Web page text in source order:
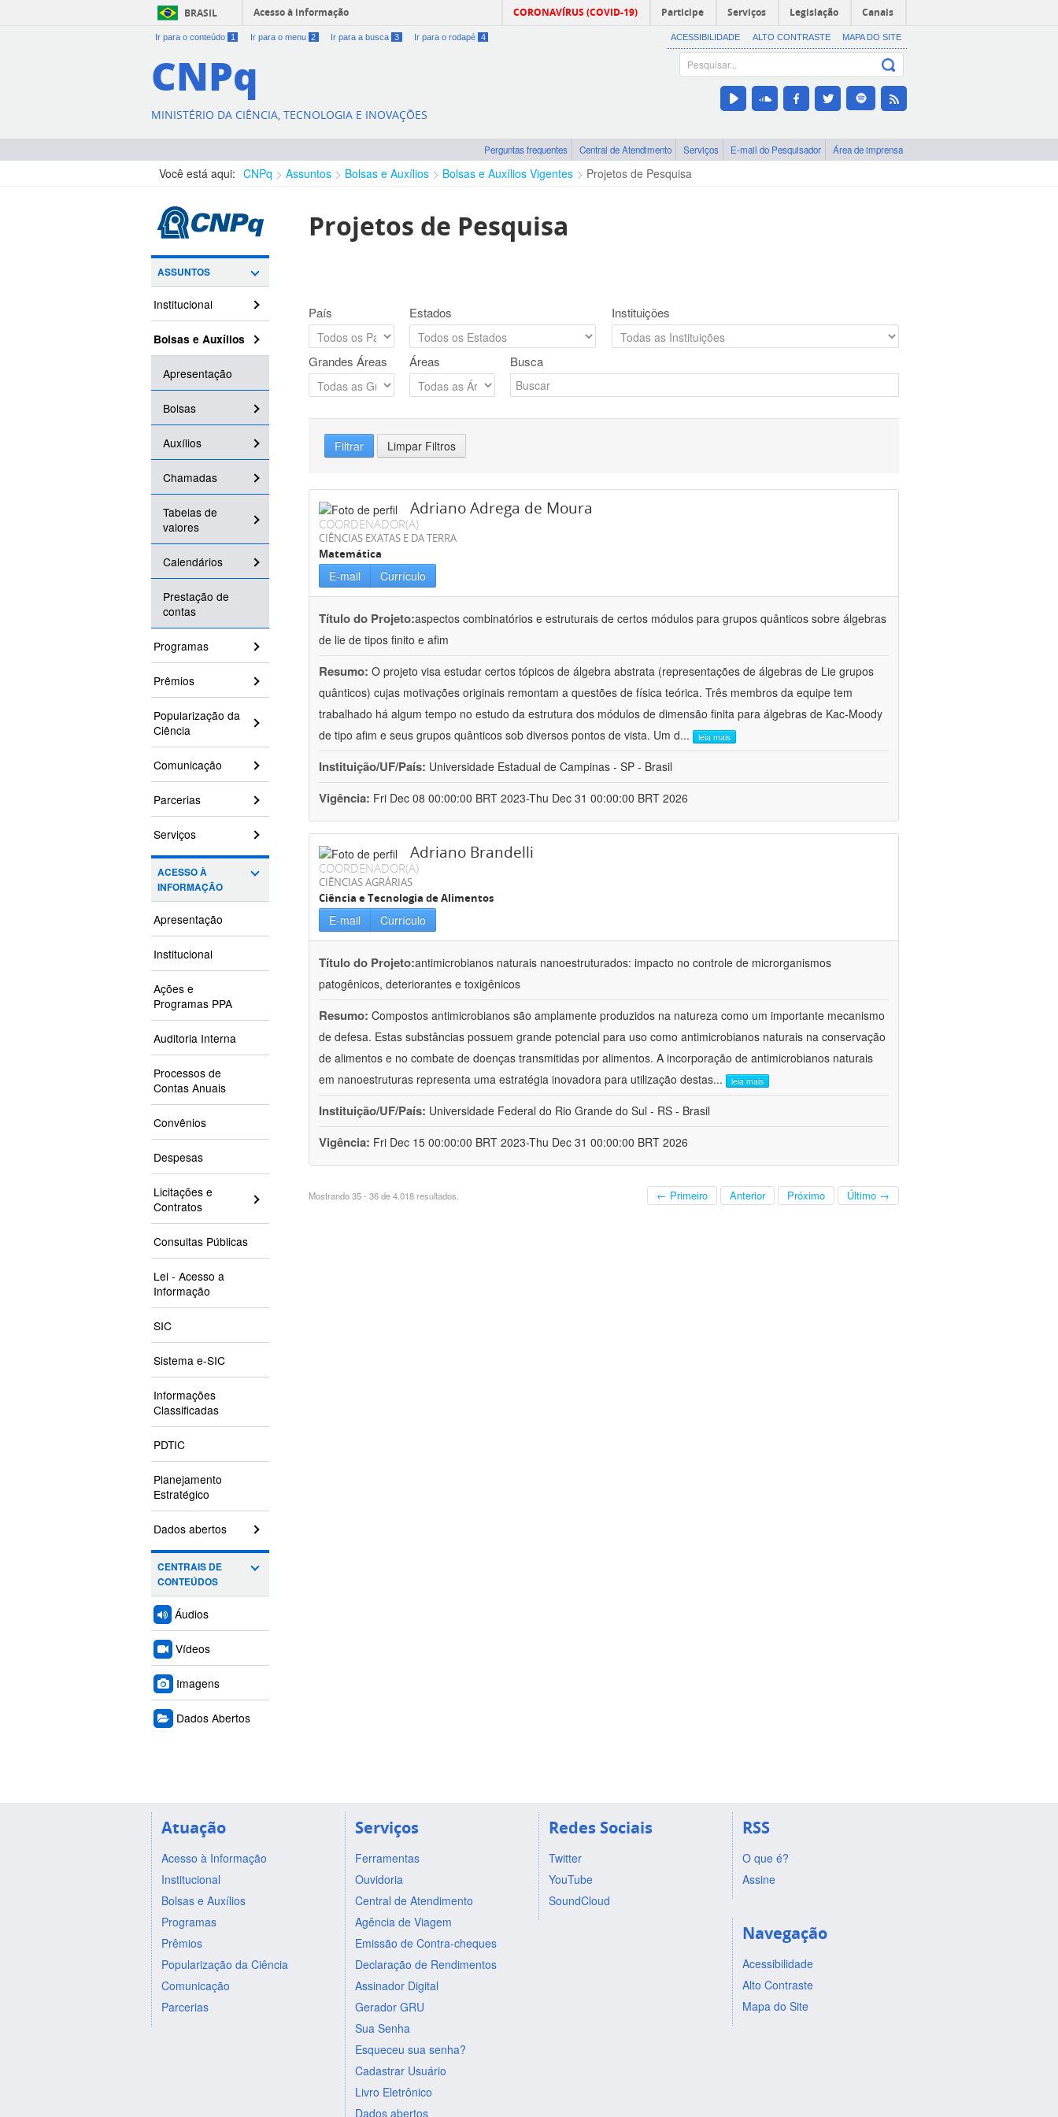
BRASIL Acesso à informação CORONAVÍRUS (COVID-19) Participe Serviços Legislação Canais
Ir para o conteúdo 1 Ir para o menu 2 Ir para a busca 3 Ir para o rodapé 4 ACESSIBILIDADE ALTO CONTRASTE MAPA DO SITE
CNPq
MINISTÉRIO DA CIÊNCIA, TECNOLOGIA E INOVAÇÕES
Perguntas frequentes Central de Atendimento Serviços E-mail do Pesquisador Área de imprensa
Você está aqui: CNPq Assuntos Bolsas e Auxílios Bolsas e Auxílios Vigentes Projetos de Pesquisa
ASSUNTOS
Institucional
Bolsas e Auxílios
Apresentação
Bolsas
Auxílios
Chamadas
Tabelas de
valores
Calendários
Prestação de
contas
Programas
Prêmios
Popularização da
Ciência
Comunicação
Parcerias
Serviços
ACESSO À
INFORMAÇÃO
Apresentação
Institucional
Ações e
Programas PPA
Auditoria Interna
Processos de
Contas Anuais
Convênios
Despesas
Licitações e
Contratos
Consultas Públicas
Lei - Acesso a
Informação
SIC
Sistema e-SIC
Informações
Classificadas
PDTIC
Planejamento
Estratégico
Dados abertos
CENTRAIS DE
CONTEÚDOS
Áudios
Vídeos
Imagens
Dados Abertos
Projetos de Pesquisa
País Estados Instituições
Grandes Áreas Áreas Busca
Filtrar Limpar Filtros
Adriano Adrega de Moura
COORDENADOR(A)
CIÊNCIAS EXATAS E DA TERRA
Matemática
E-mail Currículo
Título do Projeto:aspectos combinatórios e estruturais de certos módulos para grupos quânticos sobre álgebras
de lie de tipos finito e afim
Resumo: O projeto visa estudar certos tópicos de álgebra abstrata (representações de álgebras de Lie grupos
quânticos) cujas motivações originais remontam a questões de física teórica. Três membros da equipe tem
trabalhado há algum tempo no estudo da estrutura dos módulos de dimensão finita para álgebras de Kac-Moody
de tipo afim e seus grupos quânticos sob diversos pontos de vista. Um d... leia mais
Instituição/UF/País: Universidade Estadual de Campinas - SP - Brasil
Vigência: Fri Dec 08 00:00:00 BRT 2023-Thu Dec 31 00:00:00 BRT 2026
Adriano Brandelli
COORDENADOR(A)
CIÊNCIAS AGRÁRIAS
Ciência e Tecnologia de Alimentos
E-mail Currículo
Título do Projeto:antimicrobianos naturais nanoestruturados: impacto no controle de microrganismos
patogênicos, deteriorantes e toxigênicos
Resumo: Compostos antimicrobianos são amplamente produzidos na natureza como um importante mecanismo
de defesa. Estas substâncias possuem grande potencial para uso como antimicrobianos naturais na conservação
de alimentos e no combate de doenças transmitidas por alimentos. A incorporação de antimicrobianos naturais
em nanoestruturas representa uma estratégia inovadora para utilização destas... leia mais
Instituição/UF/País: Universidade Federal do Rio Grande do Sul - RS - Brasil
Vigência: Fri Dec 15 00:00:00 BRT 2023-Thu Dec 31 00:00:00 BRT 2026
Mostrando 35 - 36 de 4.018 resultados. ← Primeiro Anterior Próximo Último →
Atuação
Acesso à Informação
Institucional
Bolsas e Auxílios
Programas
Prêmios
Popularização da Ciência
Comunicação
Parcerias
Serviços
Ferramentas
Ouvidoria
Central de Atendimento
Agência de Viagem
Emissão de Contra-cheques
Declaração de Rendimentos
Assinador Digital
Gerador GRU
Sua Senha
Esqueceu sua senha?
Cadastrar Usuário
Livro Eletrônico
Dados abertos
Redes Sociais
Twitter
YouTube
SoundCloud
RSS
O que é?
Assine
Navegação
Acessibilidade
Alto Contraste
Mapa do Site